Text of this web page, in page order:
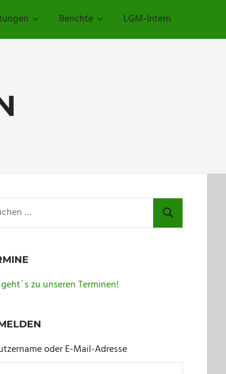
Berichte LGM-Intern
SUCHEN
zu unseren Terminen!
oder E-Mail-Adresse